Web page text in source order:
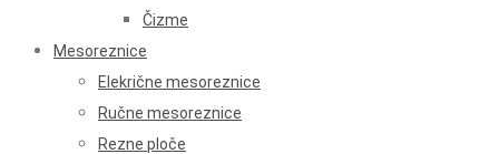
Čizme
Mesoreznice
Elekrične mesoreznice
Ručne mesoreznice
Rezne ploče